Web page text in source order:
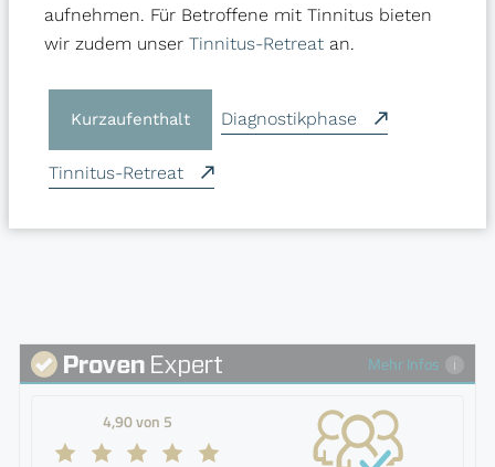
Hypothesen, die wir gezielt überprüfen –
unvoreingenommen und ohne vorschnelle
bildgebende Verfahren oder endoskopische
kooperierenden Fachabteilungen in Lübeck und
Mehr Infos
4,90 von 5
aufnehmen. Für Betroffene mit Tinnitus bieten
wir zudem unser Tinnitus-Retreat an.
Kurzaufenthalt Diagnostikphase
Tinnitus-Retreat